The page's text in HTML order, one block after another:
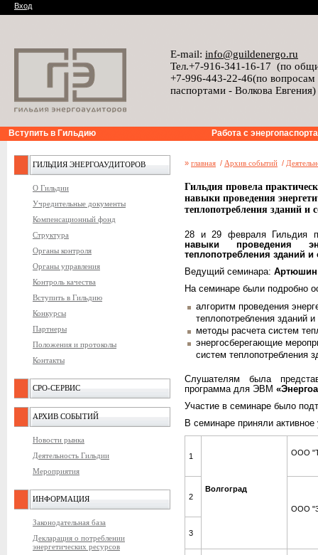
Вход
E-mail: info@guildenergo.ru
Тел.+7-916-341-16-17 (по
+7-996-443-22-46(по
паспортами - Волкова Евгения)
Вступить в Гильдию Работа с
ГИЛЬДИЯ ЭНЕРГОАУДИТОРОВ
О Гильдии
Учредительные документы
Компенсационный фонд
Структура
Органы контроля
Органы управления
Контроль качества
Вступить в Гильдию
Конкурсы
Партнеры
Положения и протоколы
Контакты
СРО-СЕРВИС
АРХИВ СОБЫТИЙ
Новости рынка
Деятельность Гильдии
Мероприятия
ИНФОРМАЦИЯ
Законодательная база
Декларация о потреблении
энергетических ресурсов
» главная / Архив событий /
Гильдия провела
навыки проведения
теплопотребления зданий и
28 и 29 февраля Гильдия
навыки проведения
теплопотребления зданий и
Ведущий семинара: Артюшин
На семинаре были подробно
алгоритм проведения
теплопотребления зданий
методы расчета систем
энергосберегающие
систем теплопотребления
Слушателям была
программа для ЭВМ
Участие в семинаре было
В семинаре приняли активное
1
Волгоград
ООО
2
ООО
3